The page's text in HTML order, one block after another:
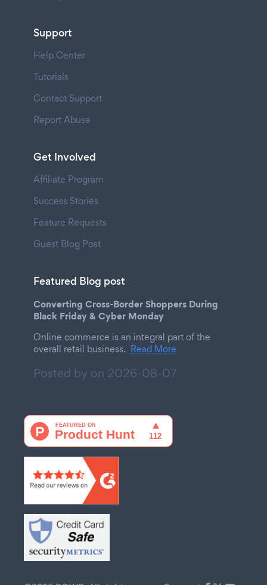
Support
Help Center
Tutorials
Contact Support
Report Abuse
Get Involved
Affiliate Program
Success Stories
Feature Requests
Guest Blog Post
Featured Blog post
Converting Cross-Border Shoppers During
Black Friday & Cyber Monday
Online commerce is an integral part of the
overall retail business. Read More
Posted by on 2026-08-07